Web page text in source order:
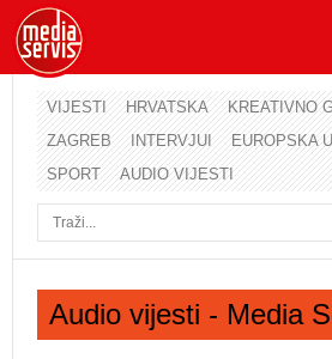
VIJESTI HRVATSKA
KREATIVNO
ZAGREB
INTERVJUI EUROPSKA
SPORT
AUDIO VIJESTI
Audio vijesti - Media
Korisničko ime
Lozinka